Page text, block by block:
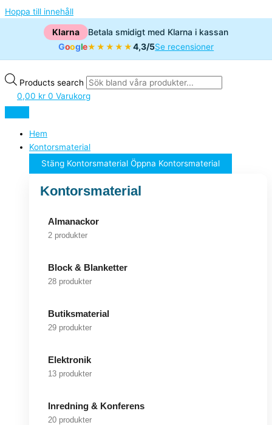
Hoppa till innehåll
Klarna
Betala smidigt med Klarna i kassan
Google★★★★★4,3/5Se recensioner
Products search
0,00 kr 0 Varukorg
Hem
Kontorsmaterial
Stäng Kontorsmaterial Öppna Kontorsmaterial
Kontorsmaterial
Almanackor
2 produkter
Block & Blanketter
28 produkter
Butiksmaterial
29 produkter
Elektronik
13 produkter
Inredning & Konferens
20 produkter